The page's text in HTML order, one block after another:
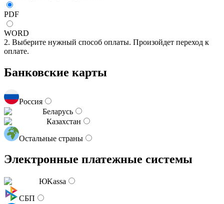
PDF
WORD
2. Выберите нужный способ оплаты. Произойдет переход к
оплате.
Банковские карты
Россия
Беларусь
Казахстан
Остальные страны
Электронные платежные системы
ЮKassa
СБП